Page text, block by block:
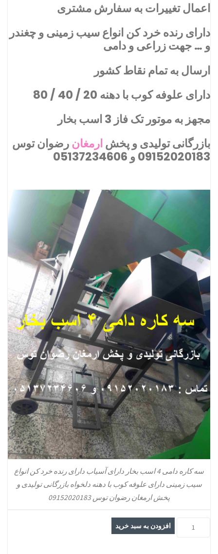
اعمال تغییرات به سفارش مشتری
دارای رنده خرد کن انواع سیب زمینی و چغندر
و … جهت زراعی و دامی
ارسال به تمام نقاط کشور
دارای علوفه کوب با دهنه 20 / 40 / 80
مجهز به موتور تک فاز 3 اسب بخار
بازرگانی تولیدی و پخشارمغانرضوان توس
09152020183 و 05137234606
سه کاره دامی 4 اسب بخار دارای آسیاب دارای رنده خرد کن انواع
سیب زمینی دارای علوفه کوب با دهنه دلخواه بازرگانی تولیدی و
پخش ارمغان رضوان توس 09152020183
افزودن به سبد خرید